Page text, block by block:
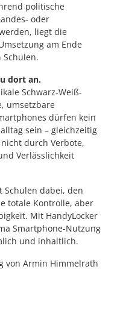
politische
oder
liegt die
am Ende
dort an.
Schwarz-Weiß-
umsetzbare
dürfen kein
sein – gleichzeitig
durch Verbote,
Verlässlichkeit
Schulen dabei, den
totale Kontrolle, aber
Mit HandyLocker
Smartphone-Nutzung
und inhaltlich.
von Armin Himmelrath